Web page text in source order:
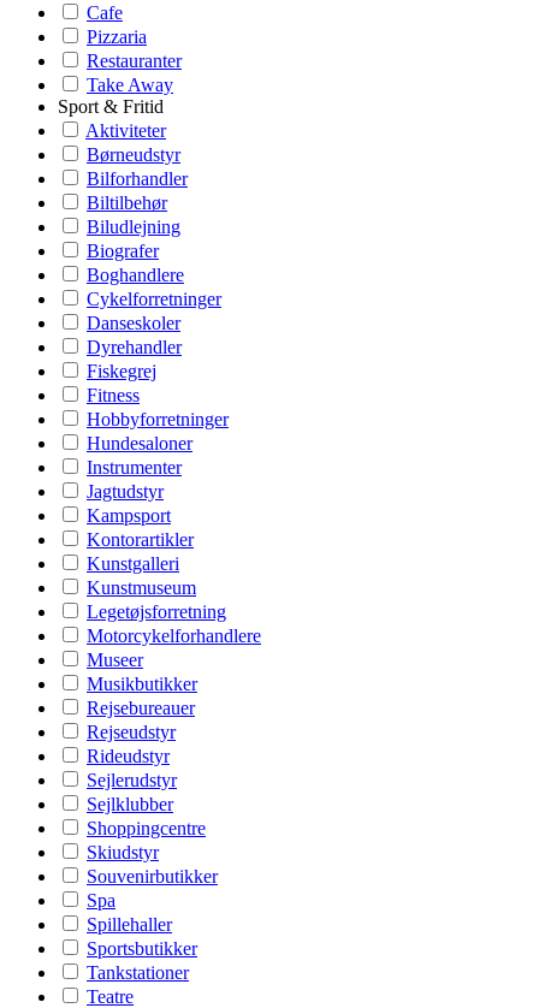
Cafe
Pizzaria
Restauranter
Take Away
Sport & Fritid
Aktiviteter
Børneudstyr
Bilforhandler
Biltilbehør
Biludlejning
Biografer
Boghandlere
Cykelforretninger
Danseskoler
Dyrehandler
Fiskegrej
Fitness
Hobbyforretninger
Hundesaloner
Instrumenter
Jagtudstyr
Kampsport
Kontorartikler
Kunstgalleri
Kunstmuseum
Legetøjsforretning
Motorcykelforhandlere
Museer
Musikbutikker
Rejsebureauer
Rejseudstyr
Rideudstyr
Sejlerudstyr
Sejlklubber
Shoppingcentre
Skiudstyr
Souvenirbutikker
Spa
Spillehaller
Sportsbutikker
Tankstationer
Teatre